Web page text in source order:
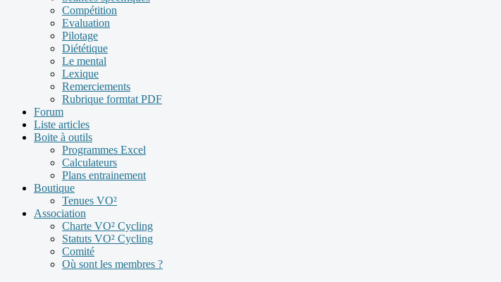
Compétition
Evaluation
Pilotage
Diététique
Le mental
Lexique
Remerciements
Rubrique formtat PDF
Forum
Liste articles
Boite à outils
Programmes Excel
Calculateurs
Plans entrainement
Boutique
Tenues VO²
Association
Charte VO² Cycling
Statuts VO² Cycling
Comité
Où sont les membres ?